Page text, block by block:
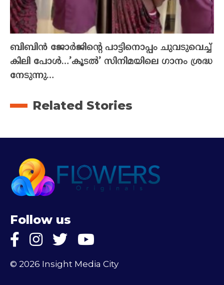
ബിബിൻ ജോർജിന്റെ പാട്ടിനൊപ്പം ചുവടുവെച്ച്
കിലി പോൾ…’കൂടൽ’ സിനിമയിലെ ഗാനം ശ്രദ്ധ
നേടുന്നു…
Related Stories
Follow us
© 2026 Insight Media City